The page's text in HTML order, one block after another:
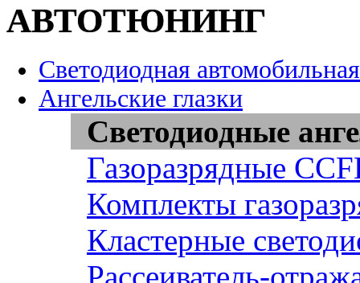
АВТОТЮНИНГ
Светодиодная
Ангельские глазки
Светодиодные
Газоразрядные
Комплекты
Кластерные